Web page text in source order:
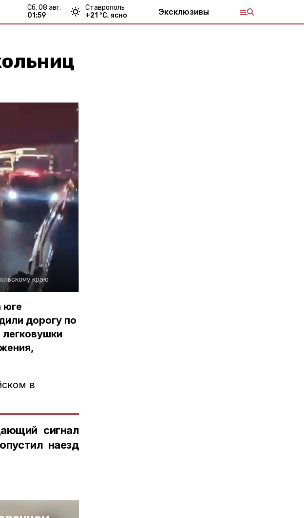
сб, 08 авг.
01:59
Ставрополь
+21 °С, ясно Эксклюзивы
краю
юге
дорогу по
в
сигнал
наезд